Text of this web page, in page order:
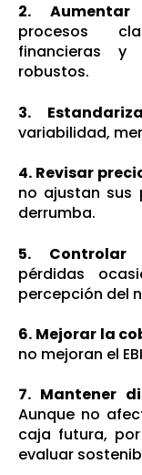
2. Aumentar
procesos
financieras y
robustos.
3.
variabilidad,
4. Revisar
no ajustan sus
derrumba.
5. Controlar
pérdidas
percepción del
6. Mejorar la
no mejoran el
7. Mantener
Aunque no
caja futura,
evaluar